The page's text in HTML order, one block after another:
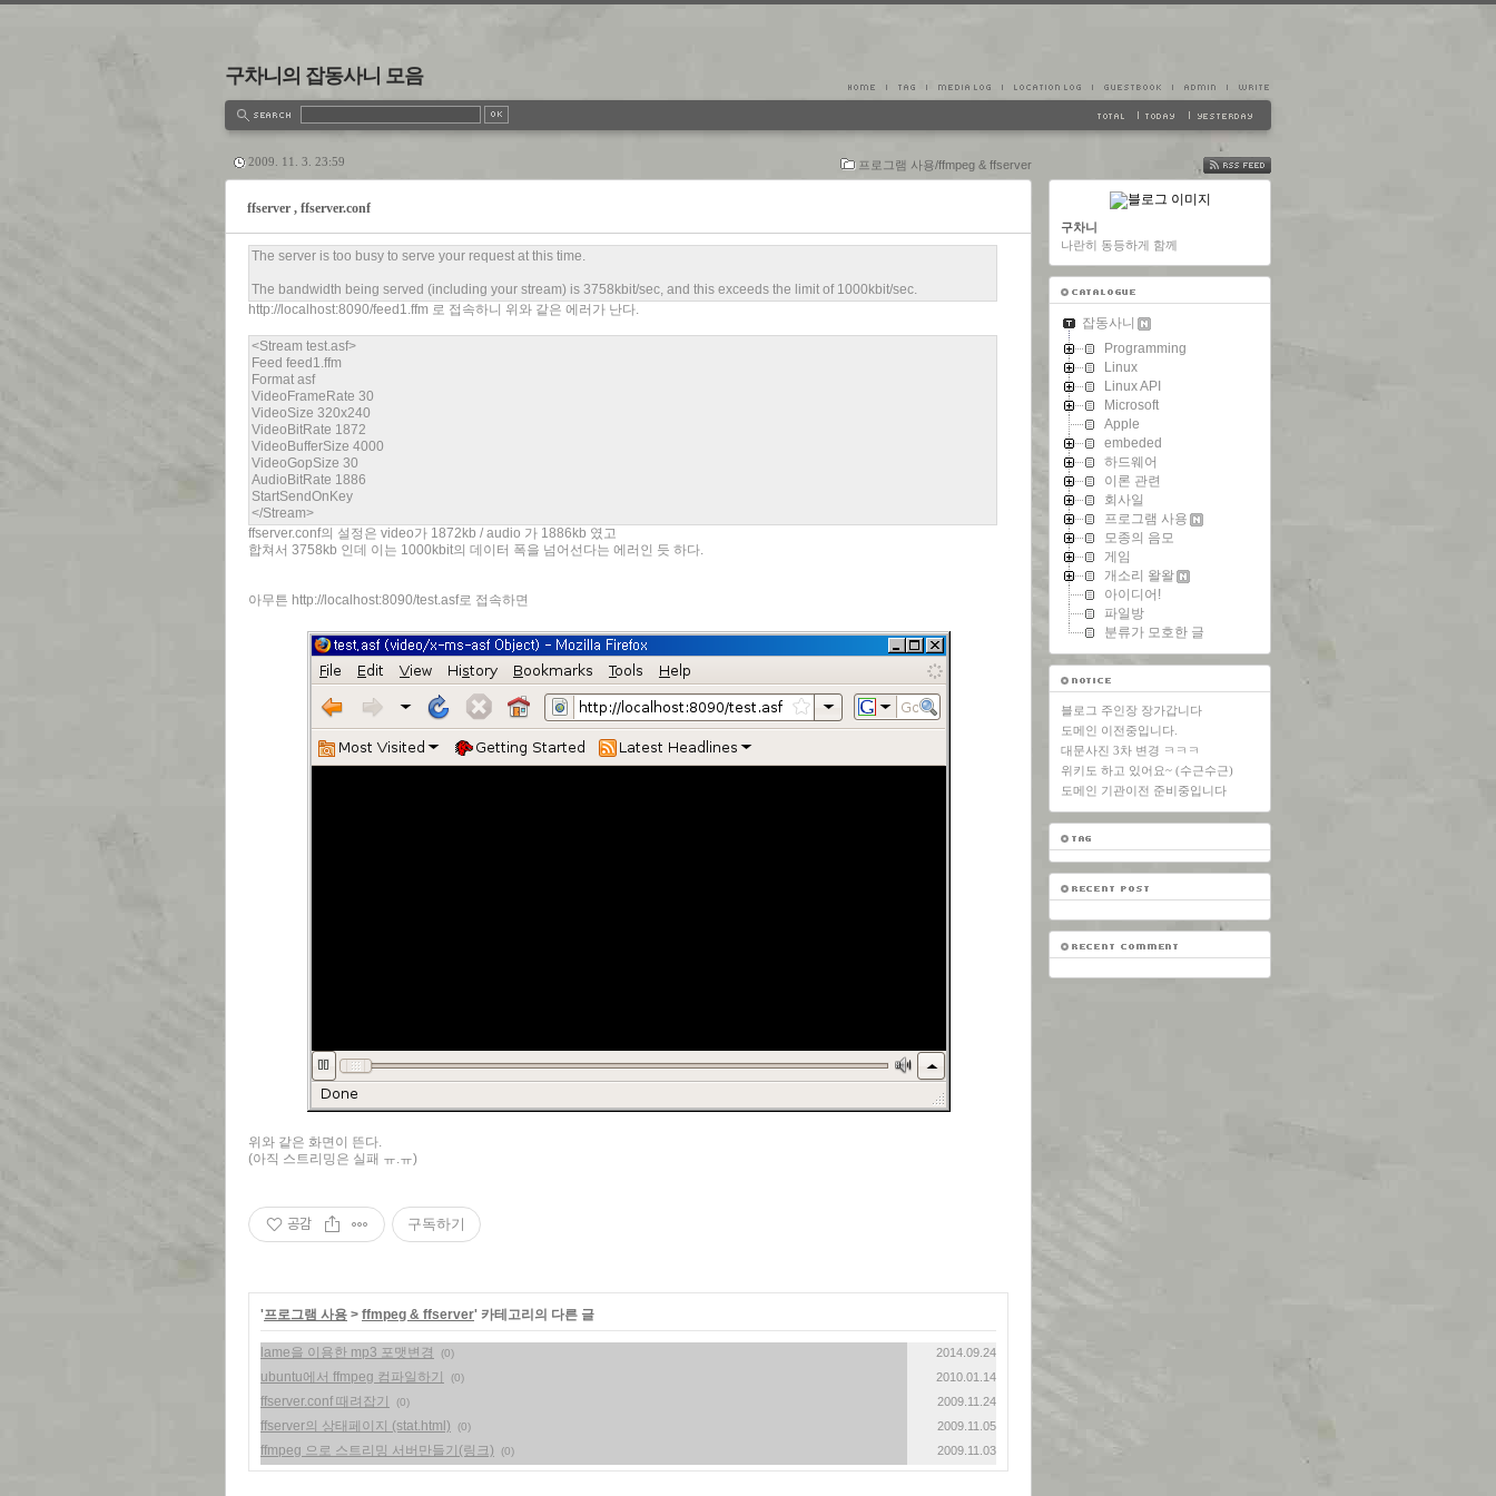
구차니의 잡동사니 모음
프로그램 사용/ffmpeg & ffserver
2009. 11. 3. 23:59
ffserver , ffserver.conf
The server is too busy to serve your request at this time.
The bandwidth being served (including your stream) is 3758kbit/sec, and this exceeds the limit of 1000kbit/sec.
http://localhost:8090/feed1.ffm 로 접속하니 위와 같은 에러가 난다.
<Stream test.asf>
Feed feed1.ffm
Format asf
VideoFrameRate 30
VideoSize 320x240
VideoBitRate 1872
VideoBufferSize 4000
VideoGopSize 30
AudioBitRate 1886
StartSendOnKey
</Stream>
ffserver.conf의 설정은 video가 1872kb / audio 가 1886kb 였고
합쳐서 3758kb 인데 이는 1000kbit의 데이터 폭을 넘어선다는 에러인 듯 하다.
아무튼 http://localhost:8090/test.asf로 접속하면
위와 같은 화면이 뜬다.
(아직 스트리밍은 실패 ㅠ.ㅠ)
공감 구독하기
'프로그램 사용 > ffmpeg & ffserver' 카테고리의 다른 글
lame을 이용한 mp3 포맷변경 (0) 2014.09.24
ubuntu에서 ffmpeg 컴파일하기 (0) 2010.01.14
ffserver.conf 때려잡기 (0) 2009.11.24
ffserver의 상태페이지 (stat.html) (0) 2009.11.05
ffmpeg 으로 스트리밍 서버만들기(링크) (0) 2009.11.03
FEED
구차니
나란히 동등하게 함께
잡동사니
Programming
Linux
Linux API
Microsoft
Apple
embeded
하드웨어
이론 관련
회사일
프로그램 사용
모종의 음모
게임
개소리 왈왈
아이디어!
파일방
분류가 모호한 글
블로그 주인장 장가갑니다
도메인 이전중입니다.
대문사진 3차 변경 ㅋㅋㅋ
위키도 하고 있어요~ (수근수근)
도메인 기관이전 준비중입니다